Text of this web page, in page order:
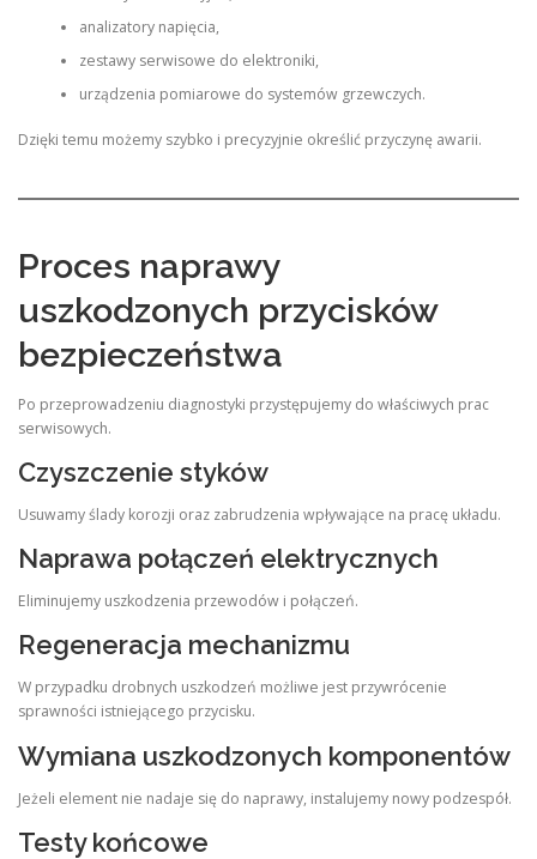
analizatory napięcia,
zestawy serwisowe do elektroniki,
urządzenia pomiarowe do systemów grzewczych.
Dzięki temu możemy szybko i precyzyjnie określić przyczynę awarii.
Proces naprawy
uszkodzonych przycisków
bezpieczeństwa
Po przeprowadzeniu diagnostyki przystępujemy do właściwych prac
serwisowych.
Czyszczenie styków
Usuwamy ślady korozji oraz zabrudzenia wpływające na pracę układu.
Naprawa połączeń elektrycznych
Eliminujemy uszkodzenia przewodów i połączeń.
Regeneracja mechanizmu
W przypadku drobnych uszkodzeń możliwe jest przywrócenie
sprawności istniejącego przycisku.
Wymiana uszkodzonych komponentów
Jeżeli element nie nadaje się do naprawy, instalujemy nowy podzespół.
Testy końcowe